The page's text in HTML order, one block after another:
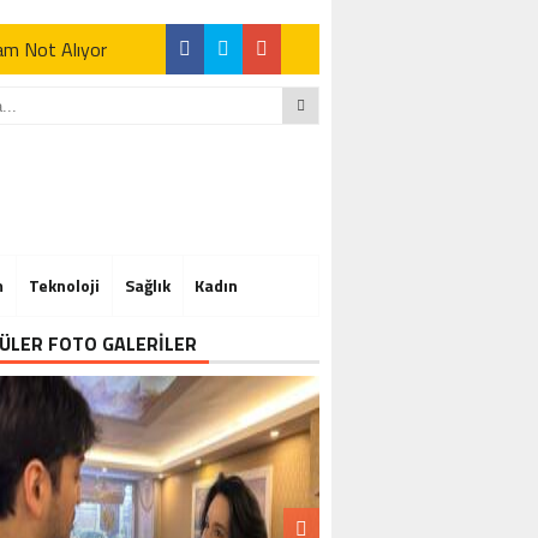
Not Alıyor
Not Alıyor
Teknoloji Sağlık Kadın
FOTO GALERİLER